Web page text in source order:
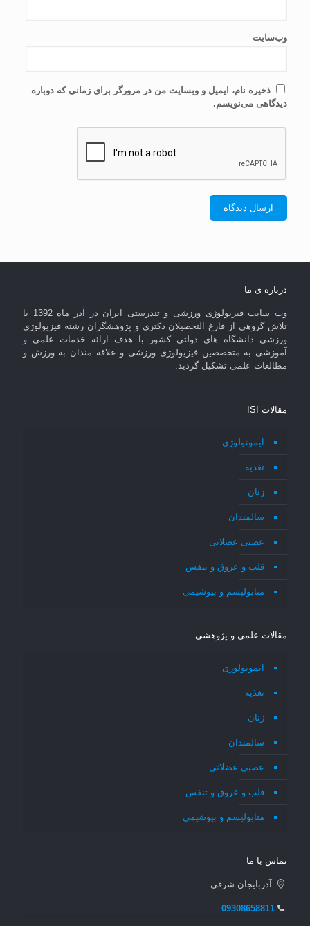
وب‌سایت
ذخیره نام، ایمیل و وبسایت من در مرورگر برای زمانی که دوباره
دیدگاهی می‌نویسم.
درباره ی ما
وب سایت فیزیولوژی ورزشی و تندرستی ایران در آذر ماه 1392 با
تلاش گروهی از فارغ التحصیلان دکتری و پژوهشگران رشته فیزیولوژی
ورزشی دانشگاه های دولتی کشور با هدف ارائه خدمات علمی و
آموزشی به متخصصین فیزیولوژی ورزشی و علاقه مندان به ورزش و
مطالعات علمی تشکیل گردید.
مقالات ISI
ایمونولوژی
تغذیه
زنان
سالمندان
عصبی عضلانی
قلب و عروق و تنفس
متابولیسم و بیوشیمی
مقالات علمی و پژوهشی
ایمونولوژی
تغذیه
زنان
سالمندان
عصبی-عضلانی
قلب و عروق و تنفس
متابولیسم و بیوشیمی
تماس با ما
آذربايجان شرقي
09308658811